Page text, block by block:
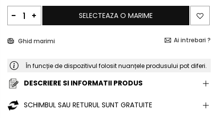
SELECTEAZA O MARIME
Ghid marimi Ai intrebari ?
În funcție de dispozitivul folosit nuanțele produsului pot diferi.
DESCRIERE SI INFORMATII PRODUS
SCHIMBUL SAU RETURUL SUNT GRATUITE